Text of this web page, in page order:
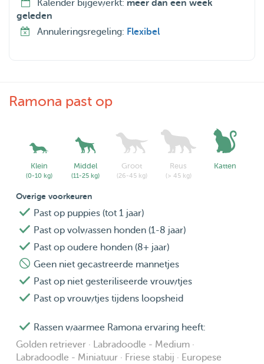
Kalender bijgewerkt: meer dan een week
geleden
Annuleringsregeling: Flexibel
Ramona past op
Klein
(0-10 kg)
Middel
(11-25 kg)
Groot
(26-45 kg)
Reus
(> 45 kg)
Katten
Overige voorkeuren
Past op puppies (tot 1 jaar)
Past op volwassen honden (1-8 jaar)
Past op oudere honden (8+ jaar)
Geen niet gecastreerde mannetjes
Past op niet gesteriliseerde vrouwtjes
Past op vrouwtjes tijdens loopsheid
Rassen waarmee Ramona ervaring heeft:
Golden retriever · Labradoodle - Medium ·
Labradoodle - Miniatuur · Friese stabij · Europese